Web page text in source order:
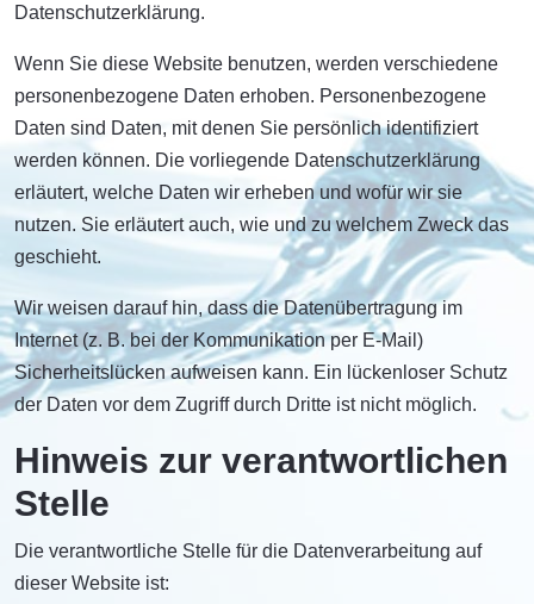
Datenschutzerklärung.
Wenn Sie diese Website benutzen, werden verschiedene
personenbezogene Daten erhoben. Personenbezogene
Daten sind Daten, mit denen Sie persönlich identifiziert
werden können. Die vorliegende Datenschutzerklärung
erläutert, welche Daten wir erheben und wofür wir sie
nutzen. Sie erläutert auch, wie und zu welchem Zweck das
geschieht.
Wir weisen darauf hin, dass die Datenübertragung im
Internet (z. B. bei der Kommunikation per E-Mail)
Sicherheitslücken aufweisen kann. Ein lückenloser Schutz
der Daten vor dem Zugriff durch Dritte ist nicht möglich.
Hinweis zur verantwortlichen
Stelle
Die verantwortliche Stelle für die Datenverarbeitung auf
dieser Website ist: